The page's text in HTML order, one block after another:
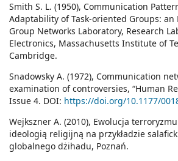
Smith S. L. (1950), Communication
Adaptability of Task-oriented Groups: an
Group Networks Laboratory, Research
Electronics, Massachusetts Institute of
Cambridge.
Snadowsky A. (1972), Communication
examination of controversies, “Human
Issue 4. DOI: https://doi.org/10.1177/
Wejkszner A. (2010), Ewolucja
ideologią religijną na przykładzie
globalnego dżihadu, Poznań.